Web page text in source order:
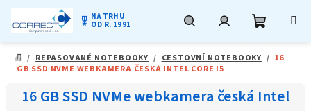
obsah
military_tech NA TRHU
OD R. 1991
DOMŮ
/ REPASOVANÉ NOTEBOOKY / CESTOVNÍ NOTEBOOKY / 16
GB SSD NVME WEBKAMERA ČESKÁ INTEL CORE I5
16 GB SSD NVMe webkamera česká Intel